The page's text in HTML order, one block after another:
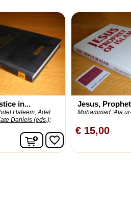
in...
Haleem, Adel
Daniels (eds.);
In winkelwagen
favorite_border
Jesus,
Muhammad ʻAta
€ 15,00